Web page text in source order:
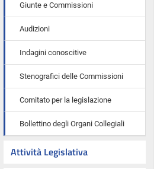
Giunte e Commissioni
Audizioni
Indagini conoscitive
Stenografici delle Commissioni
Comitato per la legislazione
Bollettino degli Organi Collegiali
Attività Legislativa